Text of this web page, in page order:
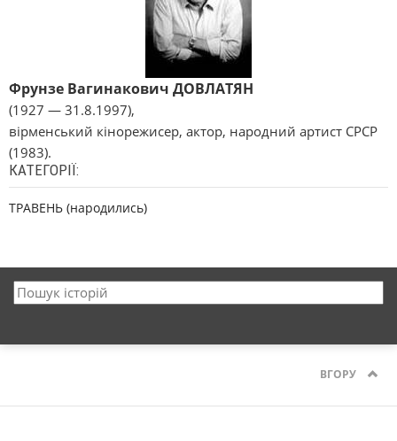
Фрунзе Вагинакович ДОВЛАТЯН
(1927 — 31.8.1997),
вірменський кінорежисер, актор, народний артист СРСР
(1983).
КАТЕГОРІЇ:
ТРАВЕНЬ (народились)
ВГОРУ